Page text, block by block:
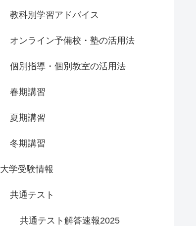
教科別学習アドバイス
オンライン予備校・塾の活用法
個別指導・個別教室の活用法
春期講習
夏期講習
冬期講習
大学受験情報
共通テスト
共通テスト解答速報2025